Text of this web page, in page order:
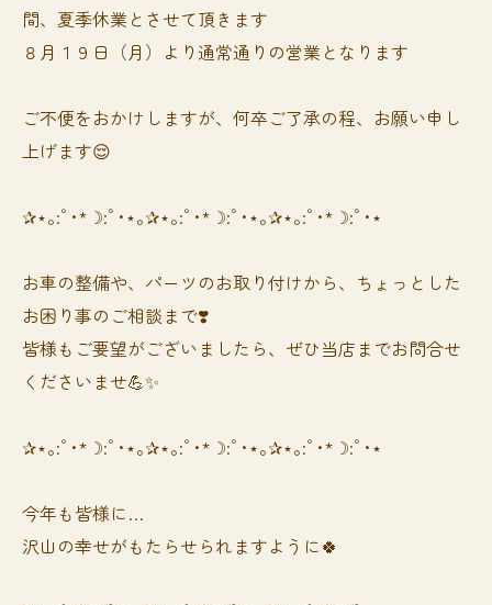
間、夏季休業とさせて頂きます
８月１９日（月）より通常通りの営業となります
ご不便をおかけしますが、何卒ご了承の程、お願い申し
上げます😌
✰⋆｡:ﾟ･*☽:ﾟ･⋆｡✰⋆｡:ﾟ･*☽:ﾟ･⋆｡✰⋆｡:ﾟ･*☽:ﾟ･⋆
お車の整備や、パーツのお取り付けから、ちょっとした
お困り事のご相談まで❣️
皆様もご要望がございましたら、ぜひ当店までお問合せ
くださいませ💪✨
✰⋆｡:ﾟ･*☽:ﾟ･⋆｡✰⋆｡:ﾟ･*☽:ﾟ･⋆｡✰⋆｡:ﾟ･*☽:ﾟ･⋆
今年も皆様に…
沢山の幸せがもたらせられますように🍀